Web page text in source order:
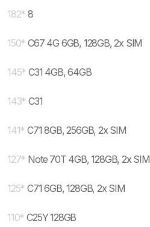
182* 8
150* C67 4G 6GB, 128GB, 2x SIM
145* C31 4GB, 64GB
143* C31
141* C71 8GB, 256GB, 2x SIM
127* Note 70T 4GB, 128GB, 2x SIM
125* C71 6GB, 128GB, 2x SIM
110* C25Y 128GB